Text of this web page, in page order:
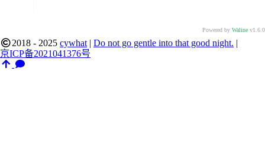
Powered by Waline v1.6.0
2018 - 2025 cywhat | Do not go gentle into that good night. |
京ICP备2021041376号